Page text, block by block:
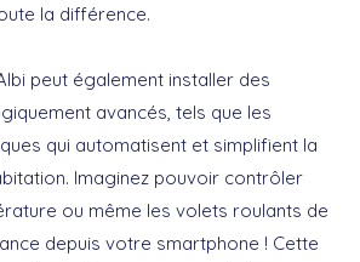
la différence.
peut également installer des
avancés, tels que les
qui automatisent et simplifient la
. Imaginez pouvoir contrôler
ou même les volets roulants de
depuis votre smartphone ! Cette